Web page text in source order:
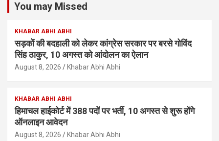
You may Missed
KHABAR ABHI ABHI
सड़कों की बदहाली को लेकर कांग्रेस सरकार पर बरसे गोविंद
सिंह ठाकुर, 10 अगस्त को आंदोलन का ऐलान
August 8, 2026 Khabar Abhi Abhi
KHABAR ABHI ABHI
हिमाचल हाईकोर्ट में 388 पदों पर भर्ती, 10 अगस्त से शुरू होंगे
ऑनलाइन आवेदन
August 8, 2026 Khabar Abhi Abhi